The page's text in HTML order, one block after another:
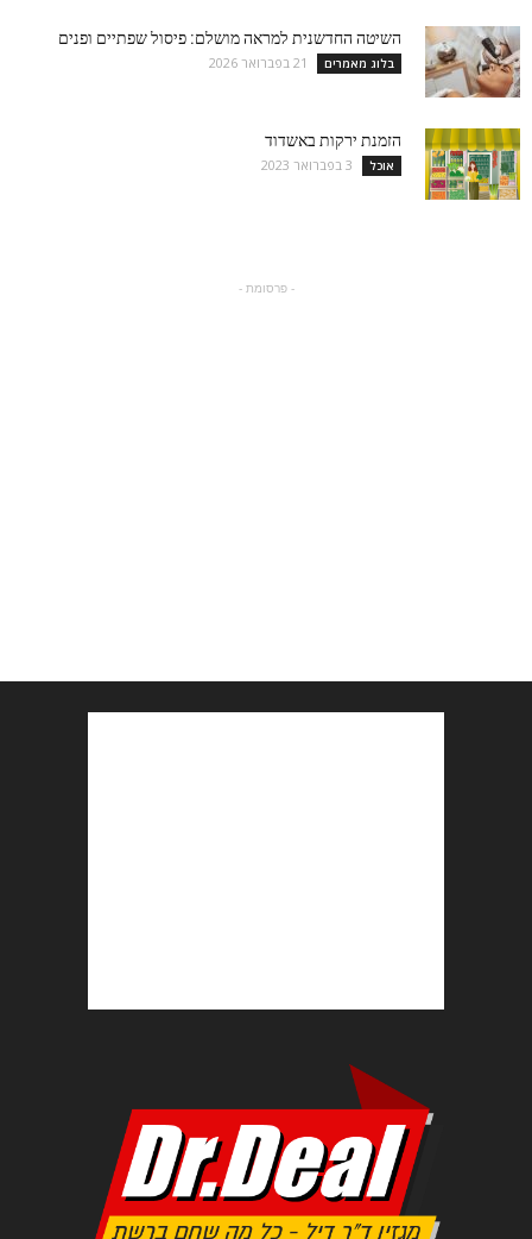
השיטה החדשנית למראה מושלם: פיסול שפתיים ופנים
בלוג מאמרים 21 בפברואר 2026
הזמנת ירקות באשדוד
אוכל 3 בפברואר 2023
- פרסומת -